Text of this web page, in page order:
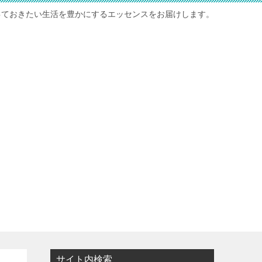
おきたい生活を豊かにするエッセンスをお届けします。
サイト内検索